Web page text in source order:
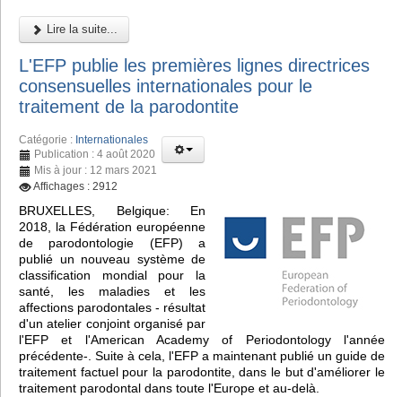
Lire la suite...
L'EFP publie les premières lignes directrices
consensuelles internationales pour le
traitement de la parodontite
Catégorie : Internationales
Publication : 4 août 2020
Mis à jour : 12 mars 2021
Affichages : 2912
BRUXELLES, Belgique: En
2018, la Fédération européenne
de parodontologie (EFP) a
publié un nouveau système de
classification mondial pour la
santé, les maladies et les
affections parodontales - résultat
d'un atelier conjoint organisé par
l'EFP et l'American Academy of Periodontology l'année
précédente-. Suite à cela, l'EFP a maintenant publié un guide de
traitement factuel pour la parodontite, dans le but d'améliorer le
traitement parodontal dans toute l'Europe et au-delà.